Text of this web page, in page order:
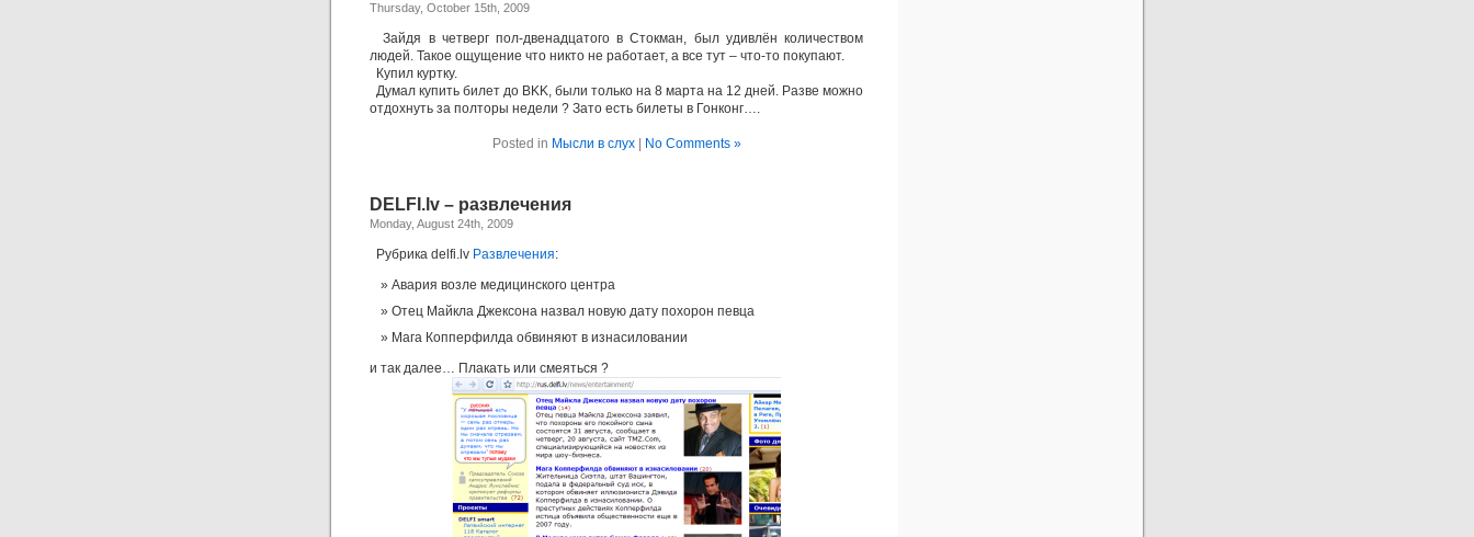
Thursday, October 15th, 2009
Зайдя в четверг пол-двенадцатого в Стокман, был удивлён количеством
людей. Такое ощущение что никто не работает, а все тут – что-то покупают.
Купил куртку.
Думал купить билет до BKK, были только на 8 марта на 12 дней. Разве можно
отдохнуть за полторы недели ? Зато есть билеты в Гонконг….
Posted in Мысли в слух| No Comments »
DELFI.lv – развлечения
Monday, August 24th, 2009
Рубрика delfi.lv Развлечения:
Авария возле медицинского центра
Отец Майкла Джексона назвал новую дату похорон певца
Мага Копперфилда обвиняют в изнасиловании
и так далее… Плакать или смеяться ?